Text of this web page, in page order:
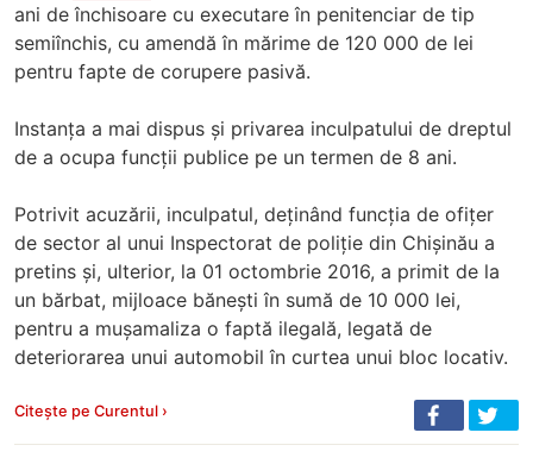
ani de închisoare cu executare în penitenciar de tip
semiînchis, cu amendă în mărime de 120 000 de lei
pentru fapte de corupere pasivă.
Instanța a mai dispus și privarea inculpatului de dreptul
de a ocupa funcții publice pe un termen de 8 ani.
Potrivit acuzării, inculpatul, deținând funcția de ofițer
de sector al unui Inspectorat de poliție din Chișinău a
pretins și, ulterior, la 01 octombrie 2016, a primit de la
un bărbat, mijloace bănești în sumă de 10 000 lei,
pentru a mușamaliza o faptă ilegală, legată de
deteriorarea unui automobil în curtea unui bloc locativ.
Citește pe Curentul ›